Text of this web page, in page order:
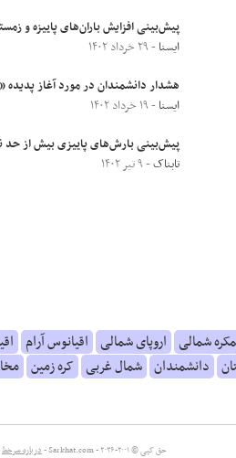
پیش‌بینی افزایش باران‌های پاییزه و
ایسنا - ۲۹ خرداد ۱۴۰۲
هشدار دانشمندان در مورد آغاز پدیده
ایسنا - ۱۹ خرداد ۱۴۰۲
پیش‌بینی بارش‌های پاییزی بیش از حد
تابناک- ۹ تیر ۱۴۰۲
شمالی اروپای شمالی اقیانوس آرام
دانشمندان شمال غربی کره زمین
حق کپی © ۲۰۰۱-۲۰۲۶ - Sarkhat.com - درباره سرخط